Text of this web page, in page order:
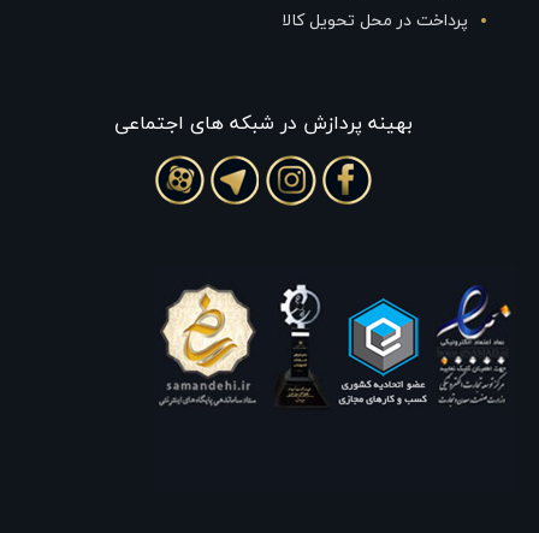
پرداخت در محل تحویل کالا
بهينه پردازش در شبکه های اجتماعی